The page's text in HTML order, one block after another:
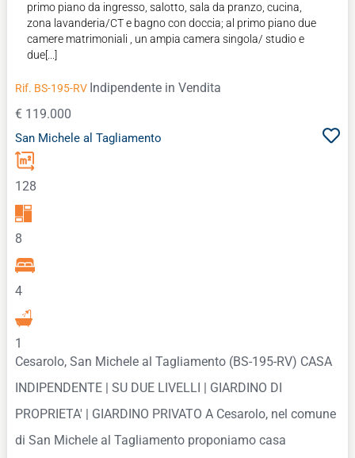
primo piano da ingresso, salotto, sala da pranzo, cucina,
zona lavanderia/CT e bagno con doccia; al primo piano due
camere matrimoniali , un ampia camera singola/ studio e
due[...]
Rif. BS-195-RV Indipendente in Vendita
€ 119.000
San Michele al Tagliamento
128
8
4
1
Cesarolo, San Michele al Tagliamento (BS-195-RV) CASA
INDIPENDENTE | SU DUE LIVELLI | GIARDINO DI
PROPRIETA' | GIARDINO PRIVATO A Cesarolo, nel comune
di San Michele al Tagliamento proponiamo casa